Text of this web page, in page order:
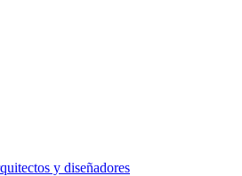
y diseñadores